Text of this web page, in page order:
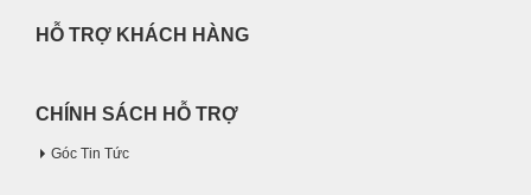
HỖ TRỢ KHÁCH HÀNG
CHÍNH SÁCH HỖ TRỢ
Góc Tin Tức